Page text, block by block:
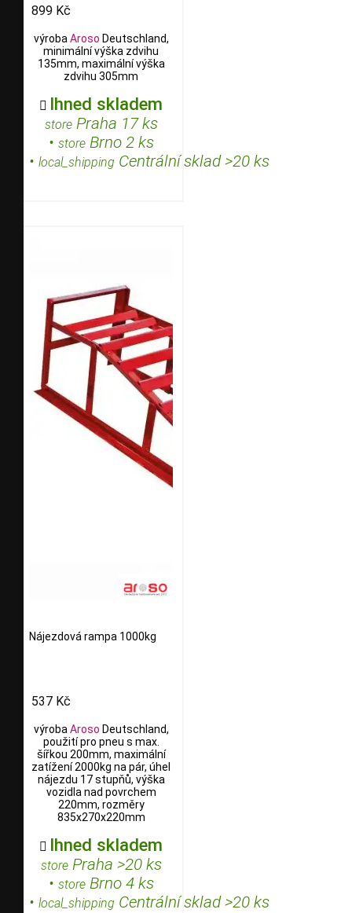
899 Kč
výrobaAroso Deutschland,
minimální výška zdvihu
135mm, maximální výška
zdvihu 305mm
 Ihned skladem
storePraha 17 ks
• storeBrno 2 ks
• local_shipping Centrální sklad >20 ks
Nájezdová rampa 1000kg
537 Kč
výroba Aroso Deutschland,
použití pro pneu s max.
šířkou 200mm, maximální
zatížení 2000kg na pár, úhel
nájezdu 17 stupňů, výška
vozidla nad povrchem
220mm, rozměry
835x270x220mm
 Ihned skladem
storePraha >20 ks
• storeBrno 4 ks
• local_shipping Centrální sklad >20 ks